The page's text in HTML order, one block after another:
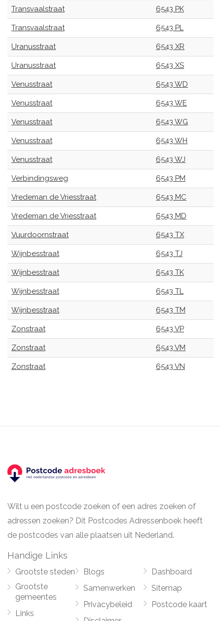
Transvaalstraat 6543 PK
Transvaalstraat 6543 PL
Uranusstraat 6543 XR
Uranusstraat 6543 XS
Venusstraat 6543 WD
Venusstraat 6543 WE
Venusstraat 6543 WG
Venusstraat 6543 WH
Venusstraat 6543 WJ
Verbindingsweg 6543 PM
Vredeman de Vriesstraat 6543 MC
Vredeman de Vriesstraat 6543 MD
Vuurdoornstraat 6543 TX
Wijnbesstraat 6543 TJ
Wijnbesstraat 6543 TK
Wijnbesstraat 6543 TL
Wijnbesstraat 6543 TM
Zonstraat 6543 VP
Zonstraat 6543 VM
Zonstraat 6543 VN
Wilt u een postcode zoeken of een adres zoeken of
adressen zoeken? Dit Postcodes Adressenboek heeft
de postcodes van alle plaatsen uit Nederland.
Handige Links
Grootste steden
Grootste
gemeentes
Links
Blogs
Samenwerken
Privacybeleid
Dashboard
Sitemap
Postcode kaart